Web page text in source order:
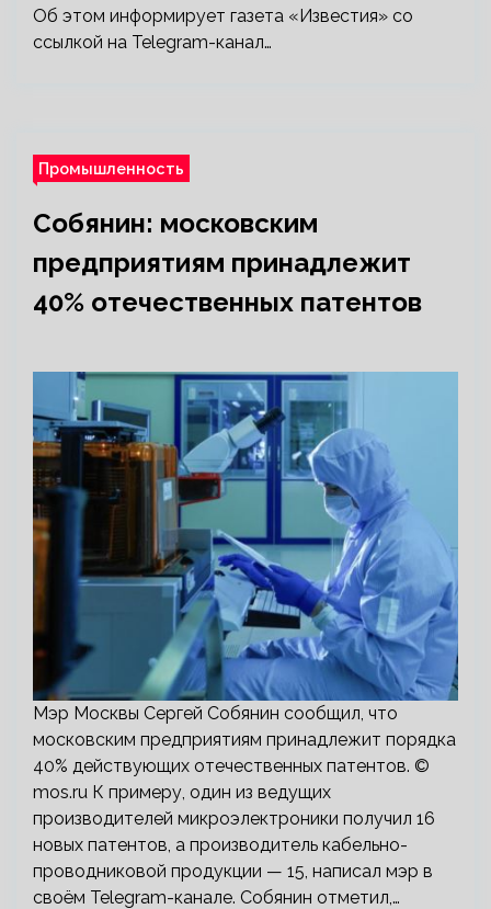
Об этом информирует газета «Известия» со
ссылкой на Telegram-канал…
Промышленность
Собянин: московским
предприятиям принадлежит
40% отечественных патентов
Мэр Москвы Сергей Собянин сообщил, что
московским предприятиям принадлежит порядка
40% действующих отечественных патентов. ©
mos.ru К примеру, один из ведущих
производителей микроэлектроники получил 16
новых патентов, а производитель кабельно-
проводниковой продукции — 15, написал мэр в
своём Telegram-канале. Собянин отметил,…